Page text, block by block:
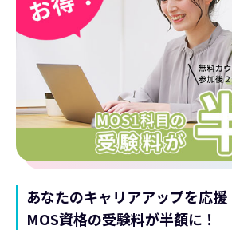
あなたのキャリアアップを応援
MOS資格の受験料が半額に！